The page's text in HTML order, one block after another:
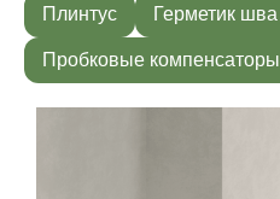
Плинтус Герметик шва
Пробковые компенсаторы